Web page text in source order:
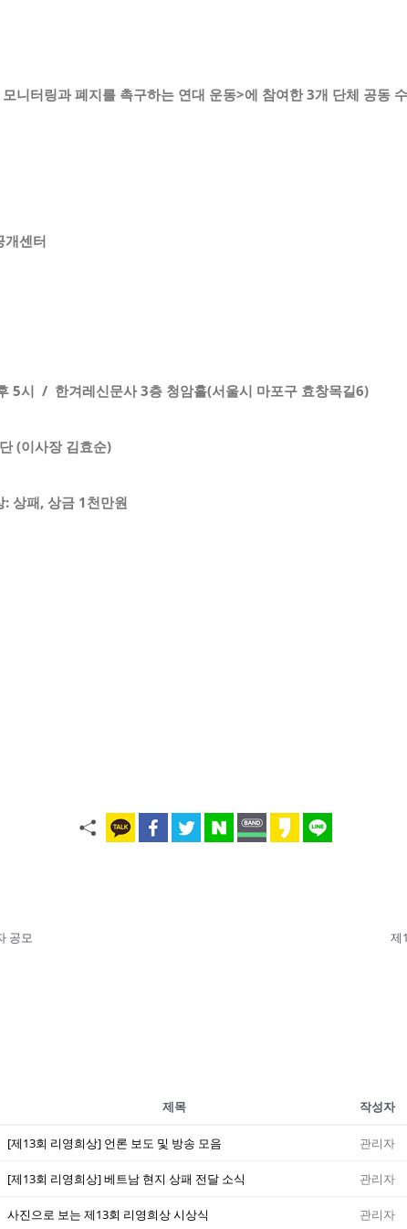
모니터링과 폐지를 촉구하는 연대 운동>에 참여한3개 단체 공동
개센터
5시 / 한겨레신문사3층 청암홀(서울시 마포구 효창목길6)
(이사장 김효순)
: 상패, 상금 1천만원
공모 제
제목 작성자
[제13회 리영희상] 언론 보도 및 방송 모음 관리자
[제13회 리영희상] 베트남 현지 상패 전달 소식 관리자
사진으로 보는 제13회 리영희상 시상식 관리자